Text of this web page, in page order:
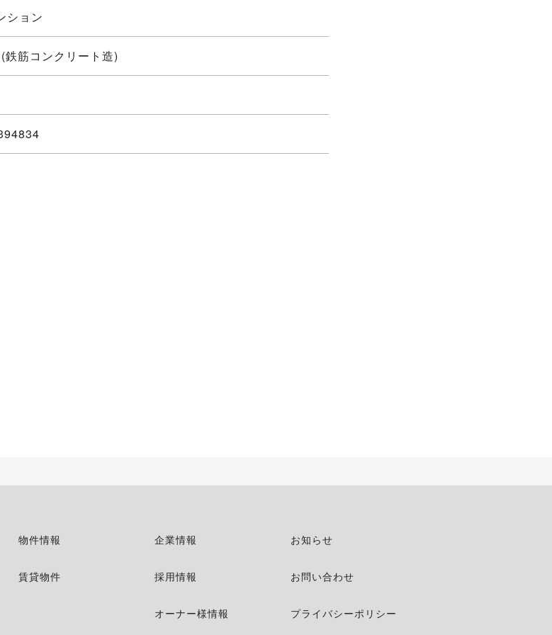
ション
鉄筋コンクリート造)
物件情報
賃貸物件
企業情報
採用情報
オーナー様情報
お知らせ
お問い合わせ
プライバシーポリシー